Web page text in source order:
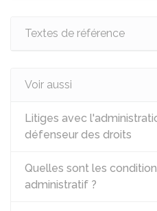
Textes de référence
Voir aussi
Litiges avec
défenseur des droits
Quelles sont les
administratif ?